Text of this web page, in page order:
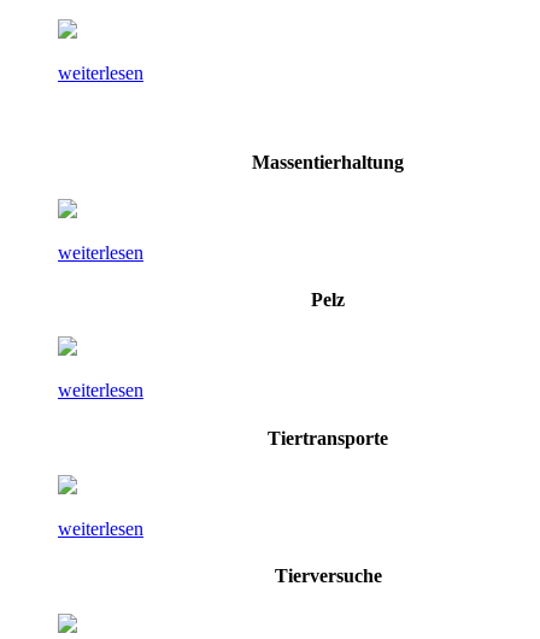
weiterlesen
Massentierhaltung
weiterlesen
Pelz
weiterlesen
Tiertransporte
weiterlesen
Tierversuche